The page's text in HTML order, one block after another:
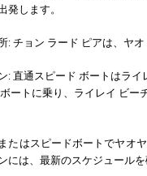
発します。
: チョン ラード ピアは、ヤ
: 直通スピード ボートはラ
ートに乗り、ライレイ ビー
たはスピードボートでヤオ
には、最新のスケジュール